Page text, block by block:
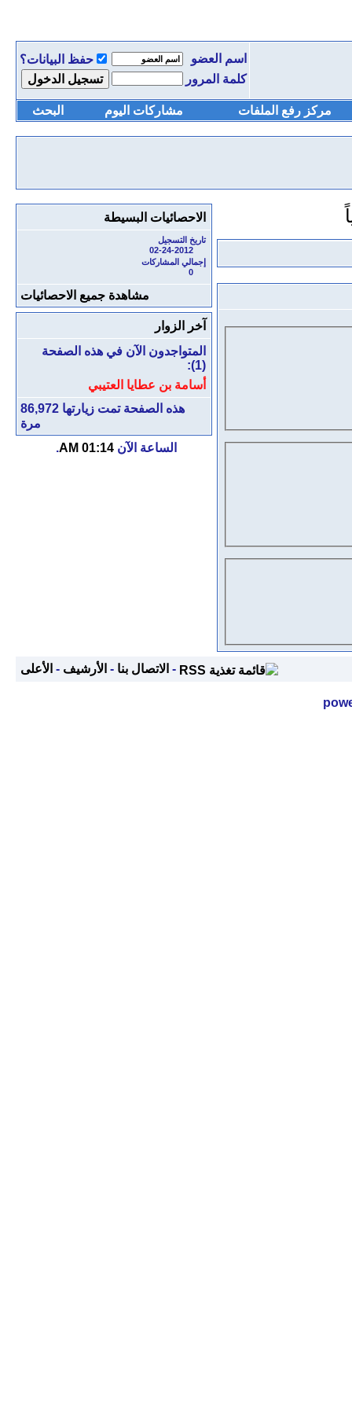
اسم العضو
حفظ البيانات؟
كلمة المرور
مركز رفع الملفات مشاركات اليوم البحث
الاحصائيات البسيطة
تاريخ التسجيل
02-24-2012
إجمالي المشاركات
0
مشاهدة جميع الاحصائيات
آخر الزوار
المتواجدون الآن في هذه الصفحة
(1):
أسامة بن عطايا العتيبي
هذه الصفحة تمت زيارتها 86,972
مرة
الساعة الآن 01:14 AM
.
- الاتصال بنا - الأرشيف - الأعلى